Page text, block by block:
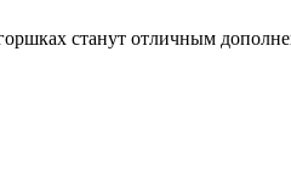
станут отличным